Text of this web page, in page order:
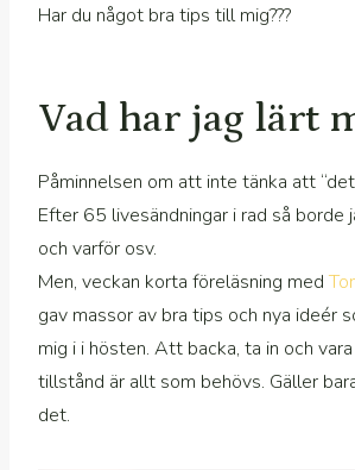
Har du något bra tips till mig???
Vad har jag lärt
Påminnelsen om att inte tänka att “det
Efter 65 livesändningar i rad så borde
och varför osv.
Men, veckan korta föreläsning med
gav massor av bra tips och nya ideér
mig i i hösten. Att backa, ta in och
tillstånd är allt som behövs. Gäller
det.